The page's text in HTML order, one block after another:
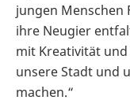
jungen Menschen
ihre Neugier
mit Kreativität
unsere Stadt und
machen.“